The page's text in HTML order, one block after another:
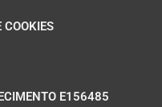
COOKIES
E156485